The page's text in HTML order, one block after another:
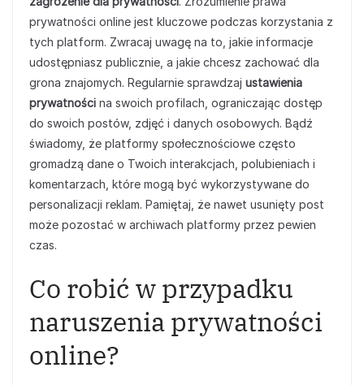
prywatności online jest kluczowe podczas korzystania z
tych platform. Zwracaj uwagę na to, jakie informacje
udostępniasz publicznie, a jakie chcesz zachować dla
grona znajomych. Regularnie sprawdzaj ustawienia
prywatności na swoich profilach, ograniczając dostęp
do swoich postów, zdjęć i danych osobowych. Bądź
świadomy, że platformy społecznościowe często
gromadzą dane o Twoich interakcjach, polubieniach i
komentarzach, które mogą być wykorzystywane do
personalizacji reklam. Pamiętaj, że nawet usunięty post
może pozostać w archiwach platformy przez pewien
czas.
Co robić w przypadku
naruszenia prywatności
online?